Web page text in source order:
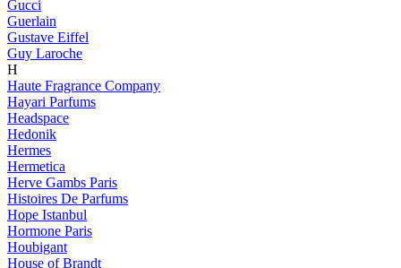
Gucci
Guerlain
Gustave Eiffel
Guy Laroche
H
Haute Fragrance Company
Hayari Parfums
Headspace
Hedonik
Hermes
Hermetica
Herve Gambs Paris
Histoires De Parfums
Hope Istanbul
Hormone Paris
Houbigant
House of Brandt